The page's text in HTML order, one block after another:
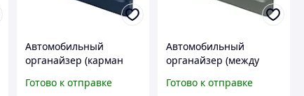
Автомобильный
органайзер (карман
Baseus OrganizeFun с
Готово к отправке
Автомобильный
органайзер (между
OrganizeFun,
Готово к отправке